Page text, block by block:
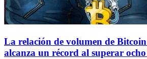
La relación de volumen de
alcanza un récord al superar ocho